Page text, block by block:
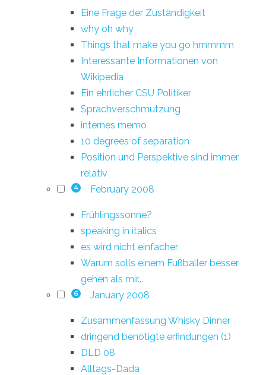
Eine Frage der Zuständigkeit
why oh why
Things that make you go hmmmm
Interessante Informationen von
Wikipedia
Ein ehrlicher CSU Politiker
Sprachverschmutzung
internes memo
10 degrees of separation
Position und Perspektive sind immer
relativ
4 February 2008
Frühlingssonne?
speaking in italics
es wird nicht einfacher
Warum solls einem Fußballer besser
gehen als mir...
6 January 2008
Zusammenfassung Whisky Dinner
dringend benötigte erfindungen (1)
DLD 08
Alltags-Dada